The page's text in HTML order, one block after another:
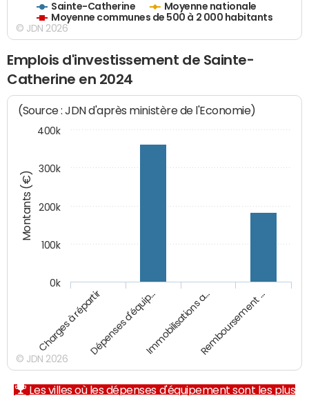
Sainte-Catherine
Moyenne nationale
Moyenne communes de 500 à 2 000 habitants
© JDN 2026
Emplois d'investissement de Sainte-
Catherine en 2024
Montants (€)
(Source : JDN d'après ministère de l'Economie)
Charges à répartirDépenses d'équip…Immobilisations a…Remboursement …
0k
100k
200k
300k
400k
© JDN 2026
Les villes où les dépenses d'équipement sont les plus